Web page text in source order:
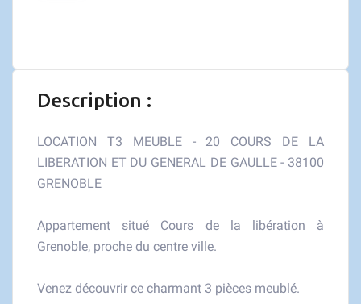
Description :
LOCATION T3 MEUBLE - 20 COURS DE LA
LIBERATION ET DU GENERAL DE GAULLE - 38100
GRENOBLE
Appartement situé Cours de la libération à
Grenoble, proche du centre ville.
Venez découvrir ce charmant 3 pièces meublé.